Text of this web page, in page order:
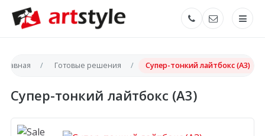
Главная Готовые решения Супер-тонкий лайтбокс (А3)
Супер-тонкий лайтбокс (А3)